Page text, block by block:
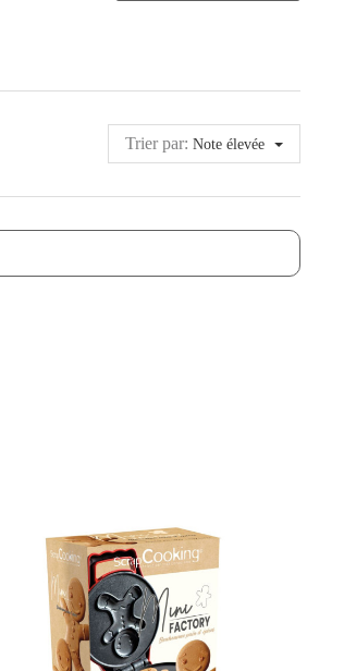
Trier par: Note élevée